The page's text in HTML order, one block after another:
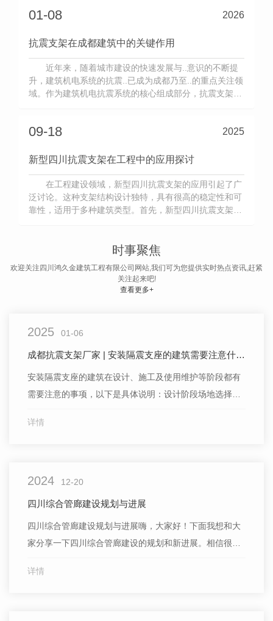
2018《建筑抗震支吊架通用技术条件》等国家标准，并拥
01-08 2026
抗震支架在成都建筑中的关键作用
近年来，随着城市建设的快速发展与..意识的不断提
升，建筑机电系统的抗震..已成为成都乃至..的重点关注领
域。作为建筑机电抗震系统的核心组成部分，抗震支架在
整。成都作为西南地区的重要中心城市，近年来新建及改
09-18 2025
新型四川抗震支架在工程中的应用探讨
在工程建设领域，新型四川抗震支架的应用引起了广
泛讨论。这种支架结构设计独特，具有很高的稳定性和可
靠性，适用于多种建筑类型。首先，新型四川抗震支架采
生时，建筑物依然能够保持稳定，减少人员和财产损失。
时事聚焦
欢迎关注四川鸿久金建筑工程有限公司网站,我们可为您提供实时热点资讯,赶紧
关注起来吧!
查看更多+
2025 01-06
成都抗震支架厂家 | 安装隔震支座的建筑需要注意什么？
安装隔震支座的建筑在设计、施工及使用维护等阶段都有
需要注意的事项，以下是具体说明：设计阶段场地选择与
滑坡、泥石流等地质灾害的区域。详细勘察场地的地质条
类型、高度、重量以及
详情
2024 12-20
四川综合管廊建设规划与进展
四川综合管廊建设规划与进展嗨，大家好！下面我想和大
家分享一下四川综合管廊建设的规划和新进展。相信很多
发展有着重要的影响，因此让我们一起来看看吧！首先，
详情